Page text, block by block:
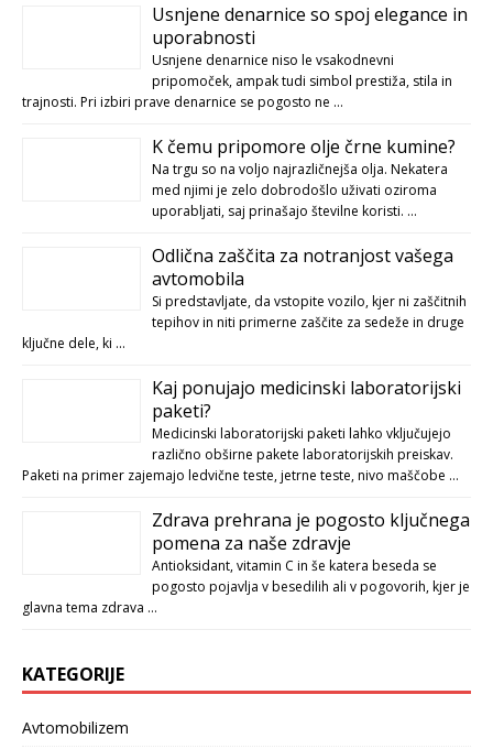
Usnjene denarnice so spoj elegance in
uporabnosti
Usnjene denarnice niso le vsakodnevni
pripomoček, ampak tudi simbol prestiža, stila in
trajnosti. Pri izbiri prave denarnice se pogosto ne …
K čemu pripomore olje črne kumine?
Na trgu so na voljo najrazličnejša olja. Nekatera
med njimi je zelo dobrodošlo uživati oziroma
uporabljati, saj prinašajo številne koristi. …
Odlična zaščita za notranjost vašega
avtomobila
Si predstavljate, da vstopite vozilo, kjer ni zaščitnih
tepihov in niti primerne zaščite za sedeže in druge
ključne dele, ki …
Kaj ponujajo medicinski laboratorijski
paketi?
Medicinski laboratorijski paketi lahko vključujejo
različno obširne pakete laboratorijskih preiskav.
Paketi na primer zajemajo ledvične teste, jetrne teste, nivo maščobe …
Zdrava prehrana je pogosto ključnega
pomena za naše zdravje
Antioksidant, vitamin C in še katera beseda se
pogosto pojavlja v besedilih ali v pogovorih, kjer je
glavna tema zdrava …
KATEGORIJE
Avtomobilizem